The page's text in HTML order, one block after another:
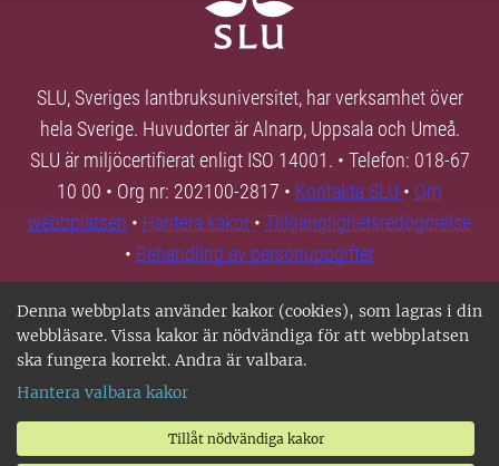
Denna webbplats använder kakor (cookies), som lagras i din
webbläsare. Vissa kakor är nödvändiga för att webbplatsen
ska fungera korrekt. Andra är valbara.
Hantera valbara kakor
Tillåt nödvändiga kakor
SLU, Sveriges lantbruksuniversitet, har verksamhet över
hela Sverige. Huvudorter är Alnarp, Uppsala och Umeå.
SLU är miljöcertifierat enligt ISO 14001. • Telefon: 018-67
10 00 • Org nr: 202100-2817 • Kontakta SLU • Om
webbplatsen • Hantera kakor • Tillgänglighetsredogörelse
• Behandling av personuppgifter